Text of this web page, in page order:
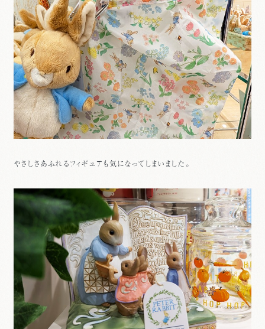
やさしさあふれるフィギュアも気になってしまいました。